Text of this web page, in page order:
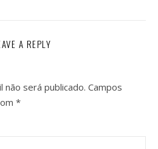
A REPLY
não será publicado. Campos
*